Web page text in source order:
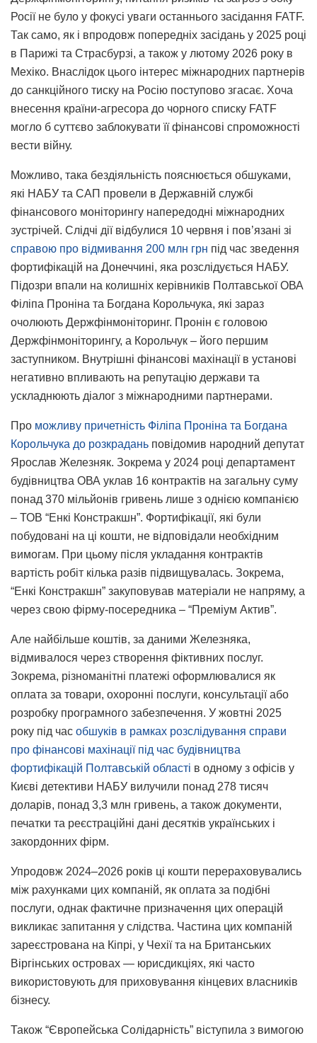
Росії не було у фокусі уваги останнього засідання FATF.
Так само, як і впродовж попередніх засідань у 2025 році
в Парижі та Страсбурзі, а також у лютому 2026 року в
Мехіко. Внаслідок цього інтерес міжнародних партнерів
до санкційного тиску на Росію поступово згасає. Хоча
внесення країни-агресора до чорного списку FATF
могло б суттєво заблокувати її фінансові спроможності
вести війну.
Можливо, така бездіяльність пояснюється обшуками,
які НАБУ та САП провели в Державній службі
фінансового моніторингу напередодні міжнародних
зустрічей. Слідчі дії відбулися 10 червня і пов’язані зі
справою про відмивання 200 млн грн під час зведення
фортифікацій на Донеччині, яка розслідується НАБУ.
Підозри впали на колишніх керівників Полтавської ОВА
Філіпа Проніна та Богдана Корольчука, які зараз
очолюють Держфінмоніторинг. Пронін є головою
Держфінмоніторингу, а Корольчук – його першим
заступником. Внутрішні фінансові махінації в установі
негативно впливають на репутацію держави та
ускладнюють діалог з міжнародними партнерами.
Про можливу причетність Філіпа Проніна та Богдана
Корольчука до розкрадань повідомив народний депутат
Ярослав Железняк. Зокрема у 2024 році департамент
будівництва ОВА уклав 16 контрактів на загальну суму
понад 370 мільйонів гривень лише з однією компанією
– ТОВ “Енкі Констракшн”. Фортифікації, які були
побудовані на ці кошти, не відповідали необхідним
вимогам. При цьому після укладання контрактів
вартість робіт кілька разів підвищувалась. Зокрема,
“Енкі Констракшн” закуповував матеріали не напряму, а
через свою фірму-посередника – “Преміум Актив”.
Але найбільше коштів, за даними Железняка,
відмивалося через створення фіктивних послуг.
Зокрема, різноманітні платежі оформлювалися як
оплата за товари, охоронні послуги, консультації або
розробку програмного забезпечення. У жовтні 2025
року під час обшуків в рамках розслідування справи
про фінансові махінації під час будівництва
фортифікацій Полтавській області в одному з офісів у
Києві детективи НАБУ вилучили понад 278 тисяч
доларів, понад 3,3 млн гривень, а також документи,
печатки та реєстраційні дані десятків українських і
закордонних фірм.
Упродовж 2024–2026 років ці кошти перераховувались
між рахунками цих компаній, як оплата за подібні
послуги, однак фактичне призначення цих операцій
викликає запитання у слідства. Частина цих компаній
зареєстрована на Кіпрі, у Чехії та на Британських
Віргінських островах — юрисдикціях, які часто
використовують для приховування кінцевих власників
бізнесу.
Також “Європейська Солідарність” віступила з вимогою